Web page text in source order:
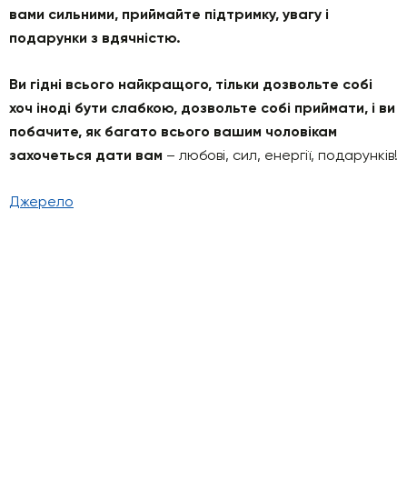
вами сильними, приймайте підтримку, увагу і
подарунки з вдячністю.
Ви гідні всього найкращого, тільки дозвольте собі
хоч іноді бути слабкою, дозвольте собі приймати, і ви
побачите, як багато всього вашим чоловікам
захочеться дати вам – любові, сил, енергії, подарунків!
Джерело